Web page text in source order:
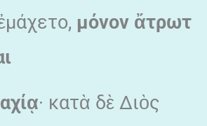
μόνον ἄτρωτ
ᾳ· κατὰ δὲ Διὸς